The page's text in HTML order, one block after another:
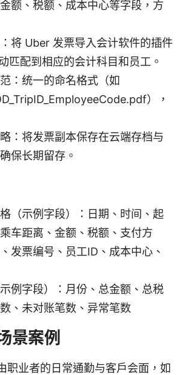
额、税额、成本中心等字段，方
将 Uber 发票导入会计软件的插件
匹配到相应的会计科目和员工。
：统一的命名格式（如
），
：将发票副本保存在云端存档与
保长期留存。
（示例字段）：日期、时间、起
车距离、金额、税额、支付方
发票编号、员工ID、成本中心、
例字段）：月份、总金额、总税
、未对账笔数、异常笔数
景案例
职业者的日常通勤与客户会面，如